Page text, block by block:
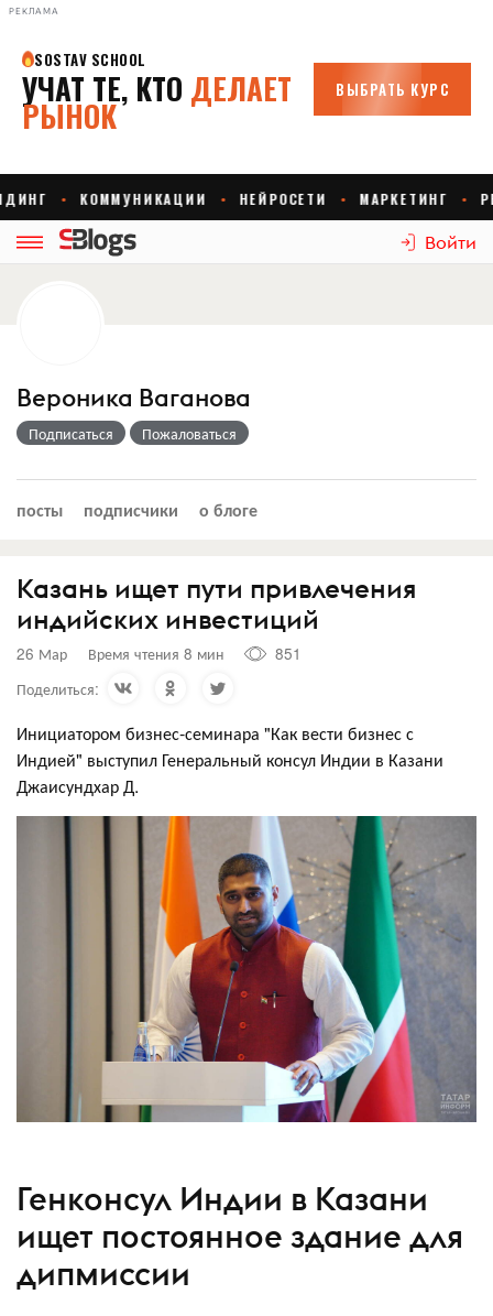
РЕКЛАМА
Войти
Вероника Ваганова
Подписаться Пожаловаться
посты подписчики о блоге
Казань ищет пути привлечения
индийских инвестиций
26 Мар Время чтения 8 мин
851
Поделиться:
Инициатором бизнес-семинара "Как вести бизнес с
Индией" выступил Генеральный консул Индии в Казани
Джаисундхар Д.
Генконсул Индии в Казани
ищет постоянное здание для
дипмиссии